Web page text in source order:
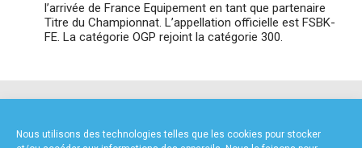
Nous utilisons des technologies telles que les cookies pour stocker
l’arrivée de France Equipement en tant que partenaire
Titre du Championnat. L’appellation officielle est FSBK-
FE. La catégorie OGP rejoint la catégorie 300.